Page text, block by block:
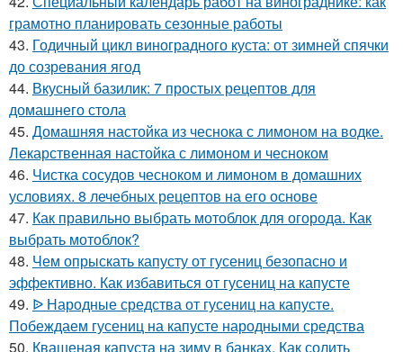
грамотно планировать сезонные работы
43. Годичный цикл виноградного куста: от зимней спячки
до созревания ягод
44. Вкусный базилик: 7 простых рецептов для
домашнего стола
45. Домашняя настойка из чеснока с лимоном на водке.
Лекарственная настойка с лимоном и чесноком
46. Чистка сосудов чесноком и лимоном в домашних
условиях. 8 лечебных рецептов на его основе
47. Как правильно выбрать мотоблок для огорода. Как
выбрать мотоблок?
48. Чем опрыскать капусту от гусениц безопасно и
эффективно. Как избавиться от гусениц на капусте
49. ᐉ Народные средства от гусениц на капусте.
Побеждаем гусениц на капусте народными средства
50. Квашеная капуста на зиму в банках. Как солить